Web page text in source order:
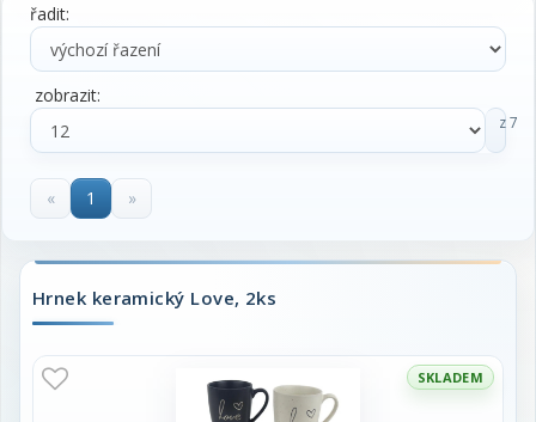
řadit:
zobrazit:
z 7
« 1 »
Hrnek keramický Love, 2ks
SKLADEM